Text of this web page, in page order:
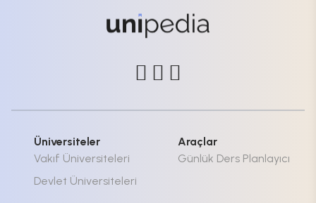
Üniversiteler
Vakıf Üniversiteleri
Devlet Üniversiteleri
Araçlar
Günlük Ders Planlayıcı